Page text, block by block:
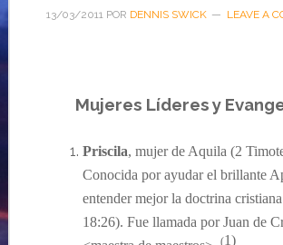
13/03/2011POR DENNIS SWICK LEAVE A
Mujeres Líderes y
Priscila, mujer de Aquila (2
Conocida por ayudar el brillante
entender mejor la doctrina cristiana
18:26). Fue llamada por Juan de
(1)